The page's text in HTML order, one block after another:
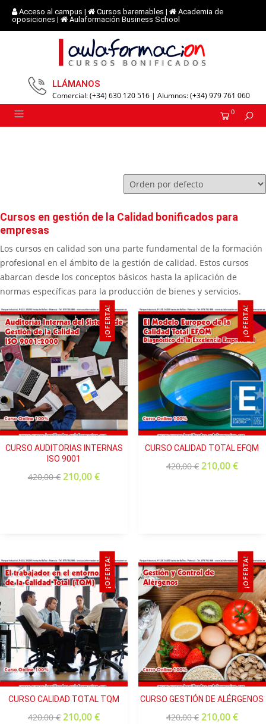
Acceso al campus | Cursos baremables |
Academia de
oposiciones | Aulaformación Business School
LLÁMANOS
Comercial: (+34) 630 120 516 | Alumnos: (+34) 979 761 060
0
Cursos en gestión de la Calidad bonificados para
empresas
Los cursos en calidad son una parte fundamental de la formación
profesional en el ámbito de la gestión de calidad. Estos cursos
abarcan desde los conceptos básicos hasta la aplicación de
normas específicas para la producción de bienes y servicios.
¡OFERTA!
CURSO AUDITORIAS INTERNAS
ISO 9001
420,00€ 210,00€
¡OFERTA!
CURSO CALIDAD TOTAL EFQM
420,00€ 210,00€
¡OFERTA!
CURSO CALIDAD TOTAL TQM
420,00€ 210,00€
¡OFERTA!
CURSO GESTIÓN DE ALÉRGENOS
420,00€ 210,00€